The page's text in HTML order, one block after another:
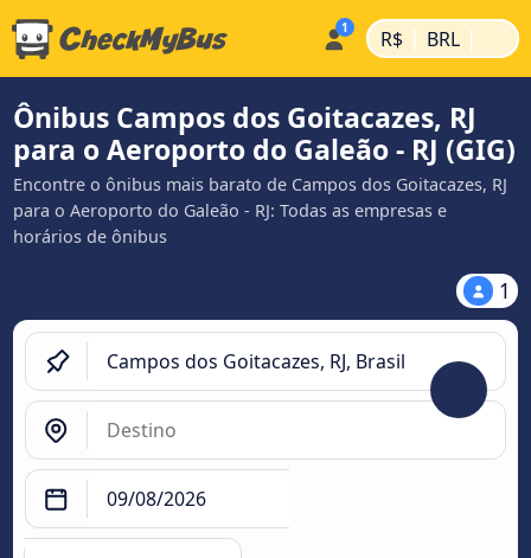
R$ | BRL |
Ônibus Campos dos Goitacazes, RJ
para o Aeroporto do Galeão - RJ (GIG)
Encontre o ônibus mais barato de Campos dos Goitacazes, RJ
para o Aeroporto do Galeão - RJ: Todas as empresas e
horários de ônibus
1